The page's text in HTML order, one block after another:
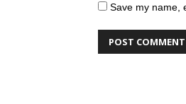
Save my name,